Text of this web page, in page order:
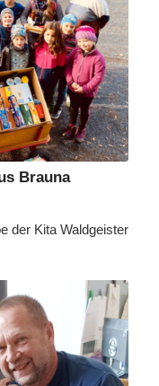
Brauna
der Kita Waldgeister